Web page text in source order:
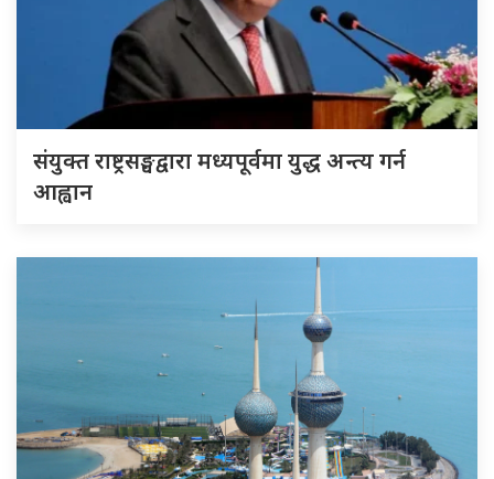
संयुक्त राष्ट्रसङ्घद्वारा मध्यपूर्वमा युद्ध अन्त्य गर्न
आह्वान